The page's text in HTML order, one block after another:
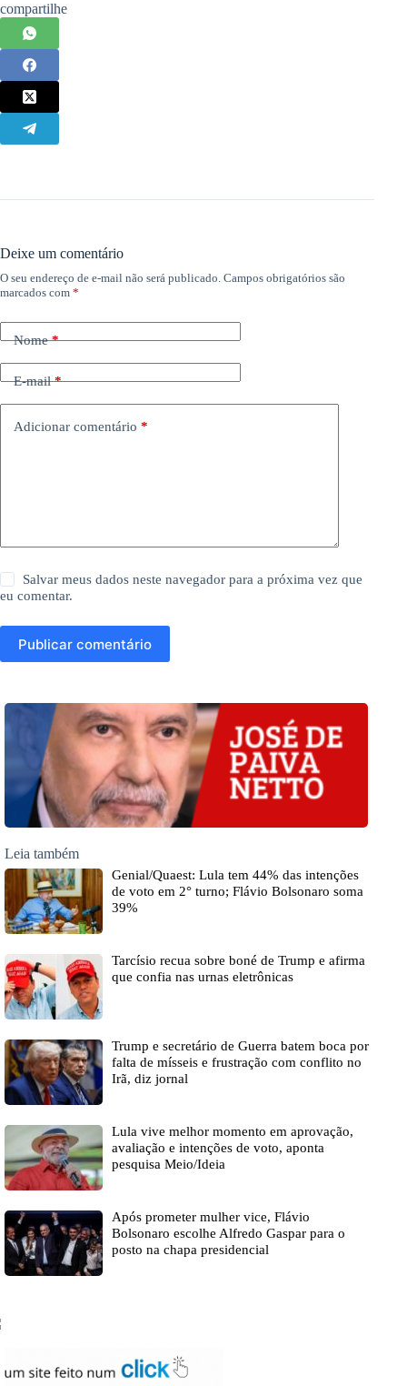
compartilhe
Deixe um comentário
O seu endereço de e-mail não será publicado. Campos obrigatórios são
marcados com *
Nome*
E-mail*
Adicionar comentário *
Salvar meus dados neste navegador para a próxima vez que
eu comentar.
Publicar comentário
Leia também
Genial/Quaest: Lula tem 44% das intenções
de voto em 2° turno; Flávio Bolsonaro soma
39%
Tarcísio recua sobre boné de Trump e afirma
que confia nas urnas eletrônicas
Trump e secretário de Guerra batem boca por
falta de mísseis e frustração com conflito no
Irã, diz jornal
Lula vive melhor momento em aprovação,
avaliação e intenções de voto, aponta
pesquisa Meio/Ideia
Após prometer mulher vice, Flávio
Bolsonaro escolhe Alfredo Gaspar para o
posto na chapa presidencial